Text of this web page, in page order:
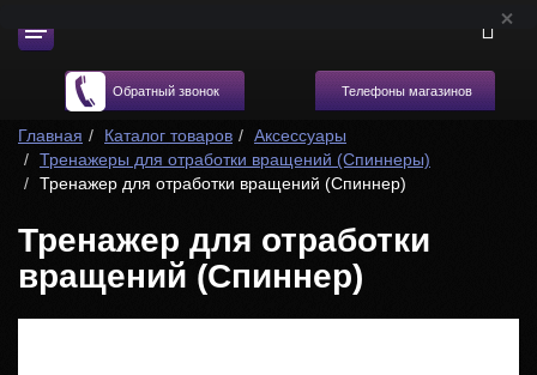
Обратный звонок Телефоны магазинов
Главная Каталог товаров
Аксессуары
Тренажеры для отработки вращений (Спиннеры)
Тренажер для отработки вращений (Спиннер)
Тренажер для отработки
вращений (Спиннер)